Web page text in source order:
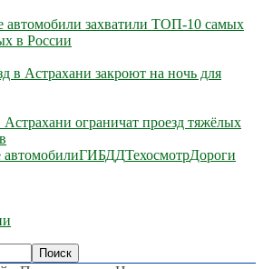
автомобили захватили ТОП-10 самых
в России
в Астрахани закроют на ночь для
ограничат проезд тяжёлых
ГИБДДТехосмотрДороги